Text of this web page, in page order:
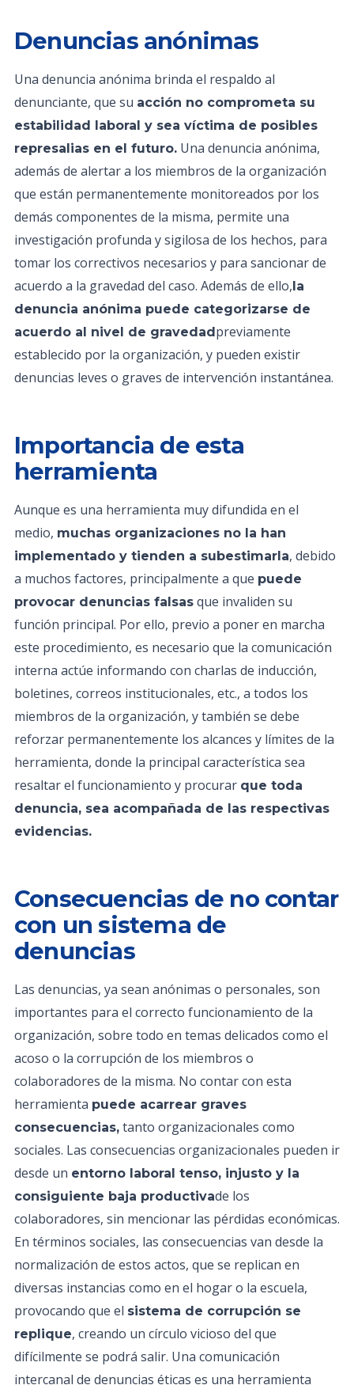
Denuncias anónimas
Una denuncia anónima brinda el respaldo al
denunciante, que su acción no comprometa su
estabilidad laboral y sea víctima de posibles
represalias en el futuro. Una denuncia anónima,
además de alertar a los miembros de la organización
que están permanentemente monitoreados por los
demás componentes de la misma, permite una
investigación profunda y sigilosa de los hechos, para
tomar los correctivos necesarios y para sancionar de
acuerdo a la gravedad del caso. Además de ello,la
denuncia anónima puede categorizarse de
acuerdo al nivel de gravedadpreviamente
establecido por la organización, y pueden existir
denuncias leves o graves de intervención instantánea.
Importancia de esta
herramienta
Aunque es una herramienta muy difundida en el
medio, muchas organizaciones no la han
implementado y tienden a subestimarla, debido
a muchos factores, principalmente a que puede
provocar denuncias falsas que invaliden su
función principal. Por ello, previo a poner en marcha
este procedimiento, es necesario que la comunicación
interna actúe informando con charlas de inducción,
boletines, correos institucionales, etc., a todos los
miembros de la organización, y también se debe
reforzar permanentemente los alcances y límites de la
herramienta, donde la principal característica sea
resaltar el funcionamiento y procurar que toda
denuncia, sea acompañada de las respectivas
evidencias.
Consecuencias de no contar
con un sistema de
denuncias
Las denuncias, ya sean anónimas o personales, son
importantes para el correcto funcionamiento de la
organización, sobre todo en temas delicados como el
acoso o la corrupción de los miembros o
colaboradores de la misma. No contar con esta
herramienta puede acarrear graves
consecuencias, tanto organizacionales como
sociales. Las consecuencias organizacionales pueden ir
desde un entorno laboral tenso, injusto y la
consiguiente baja productivade los
colaboradores, sin mencionar las pérdidas económicas.
En términos sociales, las consecuencias van desde la
normalización de estos actos, que se replican en
diversas instancias como en el hogar o la escuela,
provocando que el sistema de corrupción se
replique, creando un círculo vicioso del que
difícilmente se podrá salir. Una comunicación
intercanal de denuncias éticas es una herramienta